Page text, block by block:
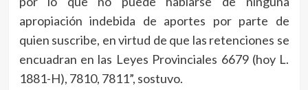
apropiación indebida de aportes por parte de
quien suscribe, en virtud de que las retenciones se
encuadran en las Leyes Provinciales 6679 (hoy L.
1881-H), 7810, 7811”, sostuvo.